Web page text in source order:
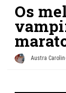
Os
Austra